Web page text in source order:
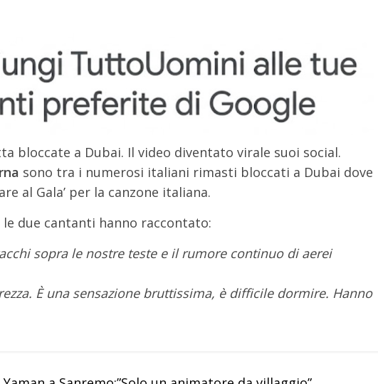
bloccate a Dubai. Il video diventato virale suoi social.
sono tra i numerosi italiani rimasti bloccati a Dubai dove
al Gala’ per la canzone italiana.
due cantanti hanno raccontato:
sopra le nostre teste e il rumore continuo di aerei
È una sensazione bruttissima, è difficile dormire. Hanno